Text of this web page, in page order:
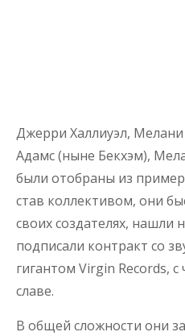
Джерри Халлиуэл,
Адамс (ныне Бекхэм),
были отобраны из
став коллективом, они
своих создателях,
подписали контракт со
гигантом Virgin Records, с
славе.
В общей сложности они